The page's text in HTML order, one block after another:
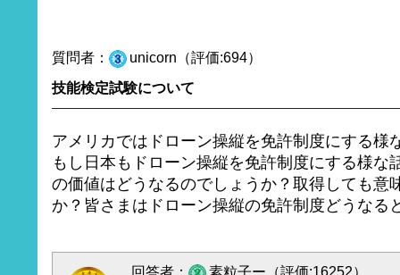
質問者：
unicorn（評価:694）
技能検定試験について
アメリカではドローン操縦を免許制度にする様
もし日本もドローン操縦を免許制度にする様な
の価値はどうなるのでしょうか？取得しても意
か？皆さまはドローン操縦の免許制度どうなる
回答者： 素粒子ー（評価:16252）